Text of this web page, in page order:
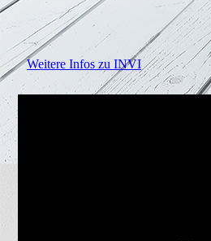
Weitere Infos zu INVI